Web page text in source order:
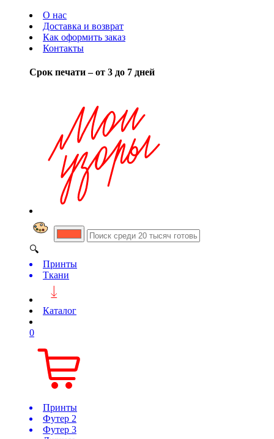
О нас
Доставка и возврат
Как оформить заказ
Контакты
Срок печати – от 3 до 7 дней
🔍
Принты
Ткани
Каталог
0
Принты
Футер 2
Футер 3